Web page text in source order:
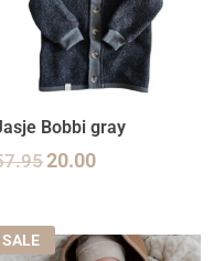
Bobbi gray
20.00
SALE